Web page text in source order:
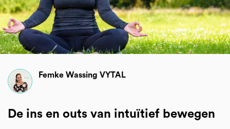
Femke Wassing VYTAL
De ins en outs van intuïtief bewegen